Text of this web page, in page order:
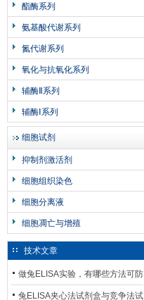
酯酶系列
氨基酸代谢系列
氮代谢系列
氧化与抗氧化系列
辅酶Ⅱ系列
辅酶Ⅰ系列
细胞试剂
抑制剂激活剂
细胞组织染色
细胞分离液
细胞凋亡与增殖
技术文章
做兔ELISA实验，有哪些方法可防
止平台效应发生？
兔ELISA夹心法试剂盒与竞争法试